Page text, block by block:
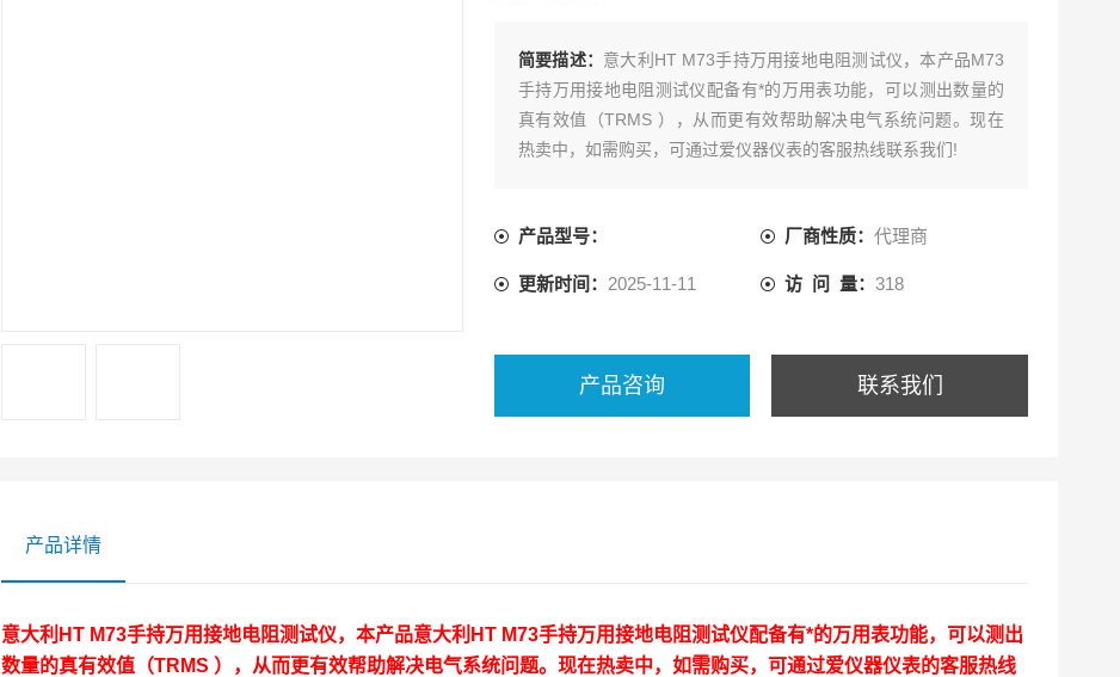
简要描述： 意大利HT M73手持万用接地电阻测试仪，本产品M73
手持万用接地电阻测试仪配备有*的万用表功能，可以测出数量的
真有效值（TRMS ），从而更有效帮助解决电气系统问题。现在
热卖中，如需购买，可通过爱仪器仪表的客服热线联系我们!
产品型号： 厂商性质：代理商
更新时间： 2025-11-11 访 问 量：318
产品咨询 联系我们
产品详情
意大利HT M73手持万用接地电阻测试仪，本产品意大利HT M73手持万用接地电阻测试仪配备有*的万用表功能，可以测出
数量的真有效值（TRMS ），从而更有效帮助解决电气系统问题。现在热卖中，如需购买，可通过爱仪器仪表的客服热线